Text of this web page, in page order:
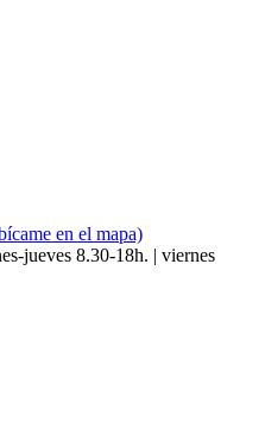
en el mapa)
jueves 8.30-18h. | viernes